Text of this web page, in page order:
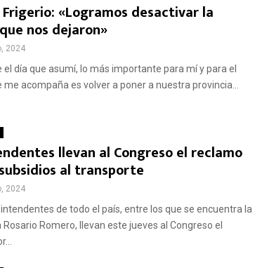
«Logramos desactivar la
nos dejaron»
2024
el día que asumí, lo más importante para mí y para el
me acompaña es volver a poner a nuestra provincia...
llevan al Congreso el reclamo
al transporte
2024
intendentes de todo el país, entre los que se encuentra la
Romero, llevan este jueves al Congreso el